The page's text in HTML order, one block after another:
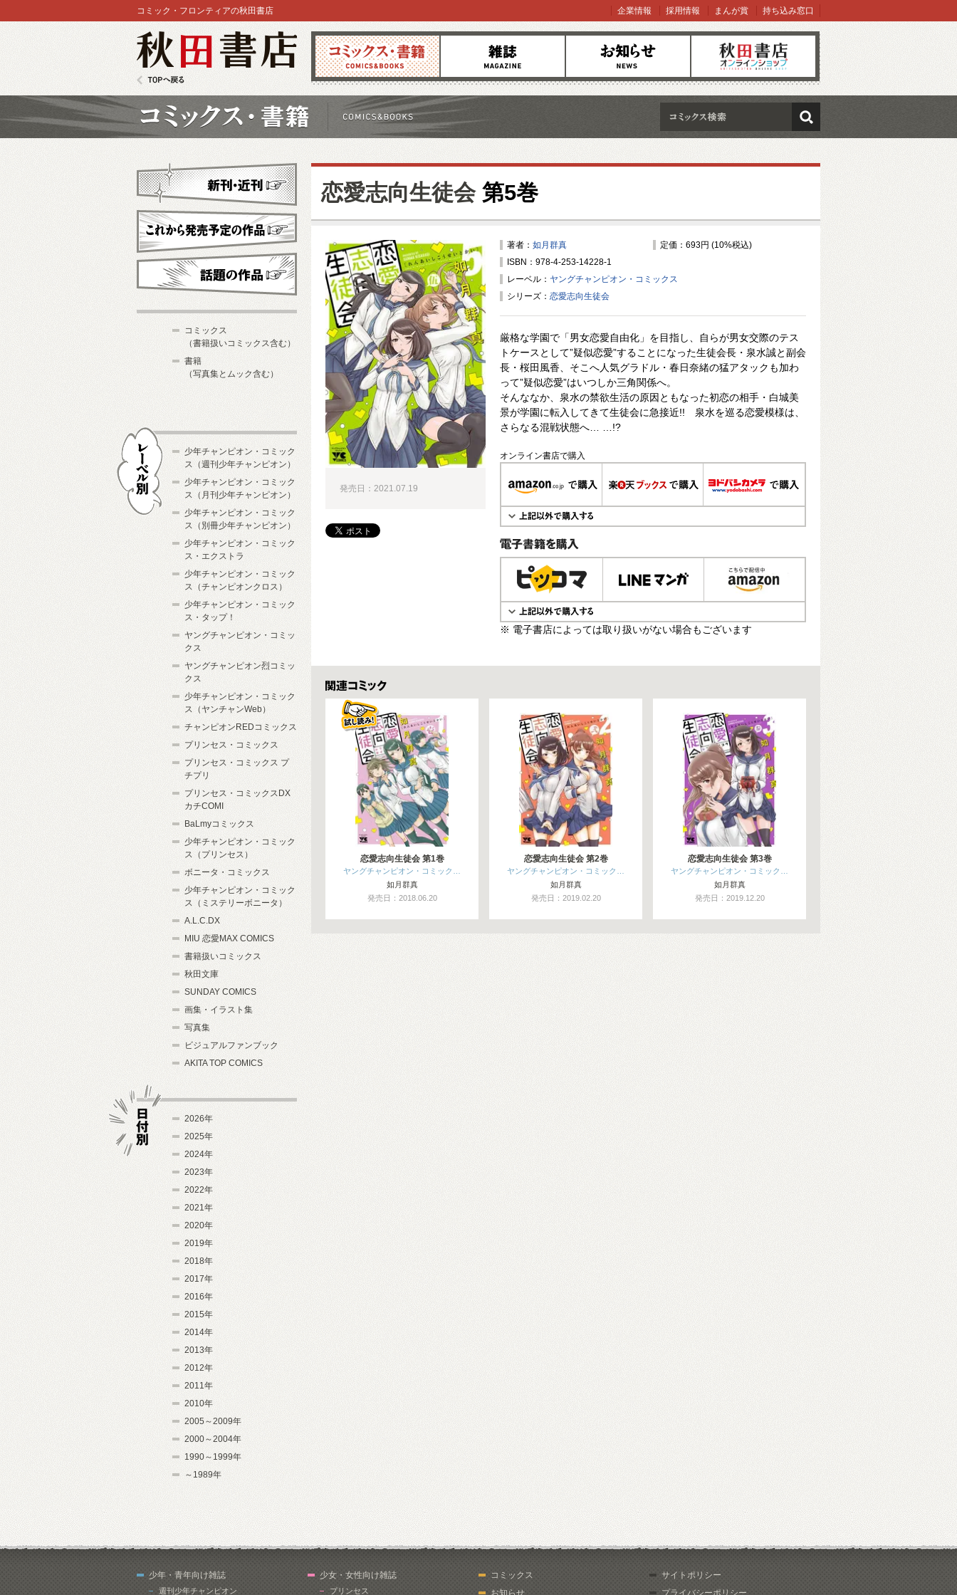
コミックス 雑誌 お知らせ オンラインショップ
コミック・フロンティアの秋田書店 企業情報 採用情報 まんが賞 持ち込み窓口
検索
恋愛志向生徒会第5巻
著者： 如月群真
定価：693円 (10%税込)
ISBN：978-4-253-14228-1
レーベル： ヤングチャンピオン・コミックス
シリーズ： 恋愛志向生徒会
厳格な学園で「男女恋愛自由化」を目指し、自らが男女交際のテス
トケースとして”疑似恋愛”することになった生徒会長・泉水誠と副会
長・桜田風香、そこへ人気グラドル・春日奈緒の猛アタックも加わ
って”疑似恋愛”はいつしか三角関係へ。
そんななか、泉水の禁欲生活の原因ともなった初恋の相手・白城美
景が学園に転入してきて生徒会に急接近!! 泉水を巡る恋愛模様は、
さらなる混戦状態へ… …!?
オンライン書店で購入
電子書籍で購入
※ 電子書店によっては取り扱いがない場合もございます
発売日：2021.07.19
関連コミックス
恋愛志向生徒会 第1巻
ヤングチャンピオン・コミック…
如月群真
発売日：2018.06.20
恋愛志向生徒会 第2巻
ヤングチャンピオン・コミック…
如月群真
発売日：2019.02.20
恋愛志向生徒会 第3巻
ヤングチャンピオン・コミック…
如月群真
発売日：2019.12.20
新刊・近刊
これから発売予定
コミックス
（書籍扱いコミックス含む）
書籍
（写真集とムック含む）
少年チャンピオン・コミック
ス（週刊少年チャンピオン）
少年チャンピオン・コミック
ス（月刊少年チャンピオン）
少年チャンピオン・コミック
ス（別冊少年チャンピオン）
少年チャンピオン・コミック
ス・エクストラ
少年チャンピオン・コミック
ス（チャンピオンクロス）
少年チャンピオン・コミック
ス・タップ！
ヤングチャンピオン・コミッ
クス
ヤングチャンピオン烈コミッ
クス
少年チャンピオン・コミック
ス（ヤンチャンWeb）
チャンピオンREDコミックス
プリンセス・コミックス
プリンセス・コミックス プ
チプリ
プリンセス・コミックスDX
カチCOMI
BaLmyコミックス
少年チャンピオン・コミック
ス（プリンセス）
ボニータ・コミックス
少年チャンピオン・コミック
ス（ミステリーボニータ）
A.L.C.DX
MIU 恋愛MAX COMICS
書籍扱いコミックス
秋田文庫
SUNDAY COMICS
画集・イラスト集
写真集
ビジュアルファンブック
AKITA TOP COMICS
2026年
2025年
2024年
2023年
2022年
2021年
2020年
2019年
2018年
2017年
2016年
2015年
2014年
2013年
2012年
2011年
2010年
2005～2009年
2000～2004年
1990～1999年
～1989年
少年・青年向け雑誌
週刊少年チャンピオン
少女・女性向け雑誌
プリンセス
コミックス
お知らせ
サイトポリシー
プライバシーポリシー